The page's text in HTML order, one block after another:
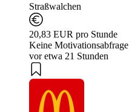
Straßwalchen
20,83 EUR pro Stunde
Keine Motivationsabfrage
vor etwa 21 Stunden